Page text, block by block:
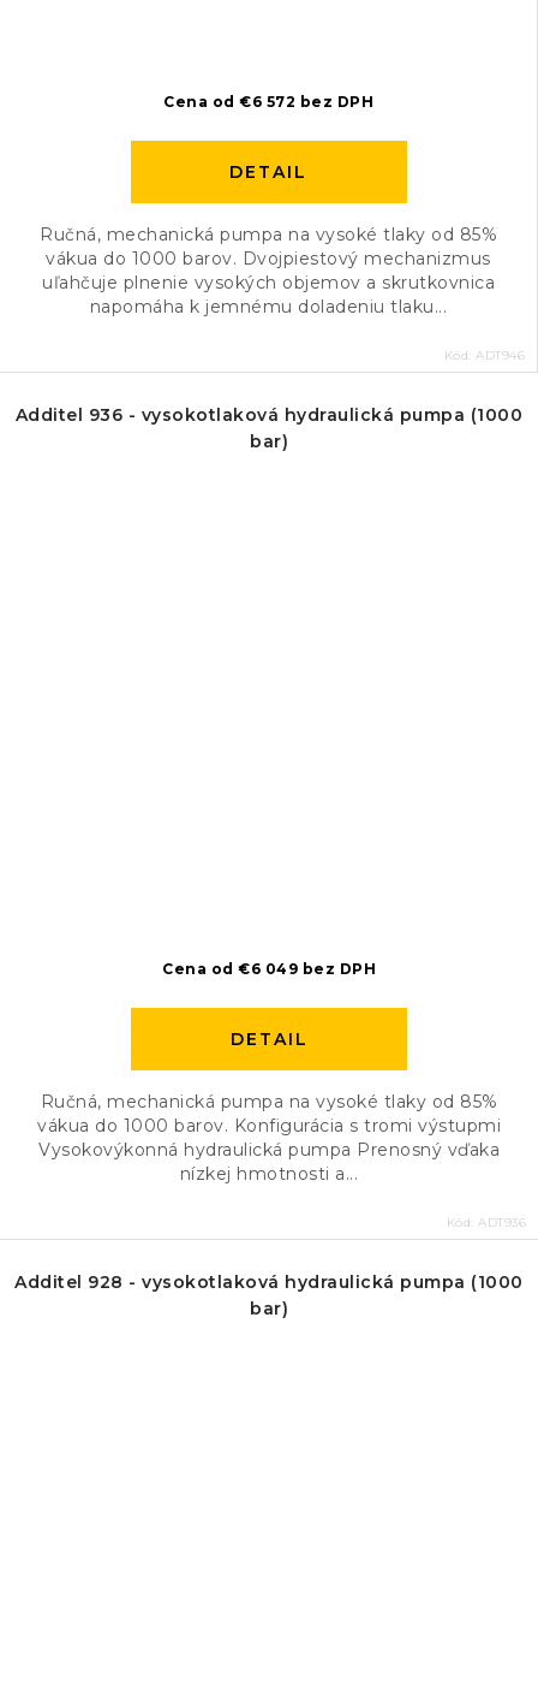
Cena od €6 572 bez DPH
DETAIL
Ručná, mechanická pumpa na vysoké tlaky od 85%
vákua do 1000 barov. Dvojpiestový mechanizmus
uľahčuje plnenie vysokých objemov a skrutkovnica
napomáha k jemnému doladeniu tlaku...
Kód: ADT946
Additel 936 - vysokotlaková hydraulická pumpa (1000
bar)
Cena od €6 049 bez DPH
DETAIL
Ručná, mechanická pumpa na vysoké tlaky od 85%
vákua do 1000 barov. Konfigurácia s tromi výstupmi
Vysokovýkonná hydraulická pumpa Prenosný vďaka
nízkej hmotnosti a...
Kód: ADT936
Additel 928 - vysokotlaková hydraulická pumpa (1000
bar)